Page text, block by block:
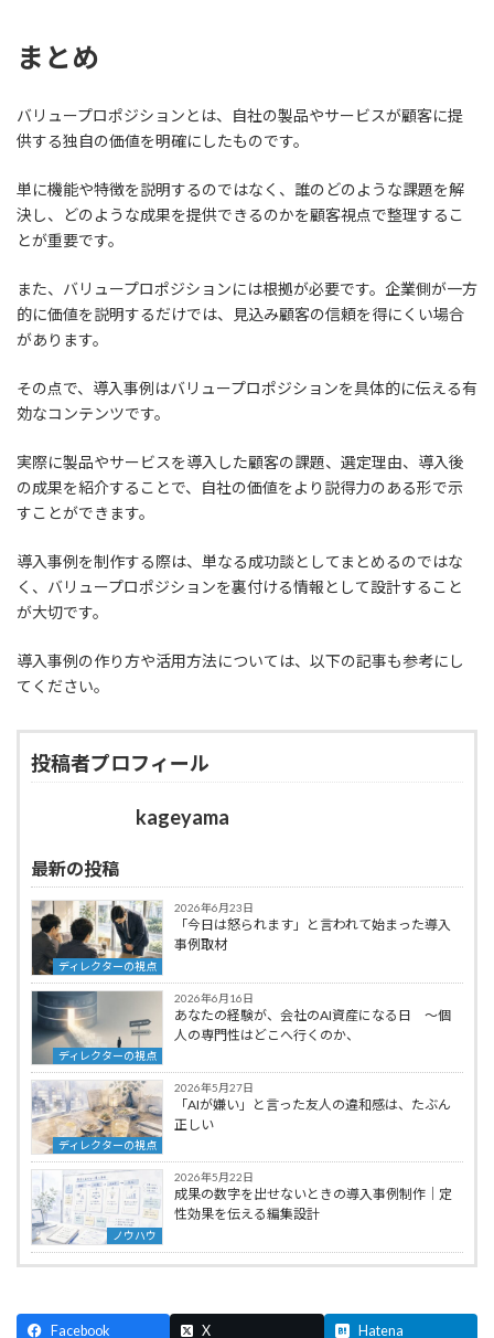
まとめ
バリュープロポジションとは、自社の製品やサービスが顧客に提
供する独自の価値を明確にしたものです。
単に機能や特徴を説明するのではなく、誰のどのような課題を解
決し、どのような成果を提供できるのかを顧客視点で整理するこ
とが重要です。
また、バリュープロポジションには根拠が必要です。企業側が一方
的に価値を説明するだけでは、見込み顧客の信頼を得にくい場合
があります。
その点で、導入事例はバリュープロポジションを具体的に伝える有
効なコンテンツです。
実際に製品やサービスを導入した顧客の課題、選定理由、導入後
の成果を紹介することで、自社の価値をより説得力のある形で示
すことができます。
導入事例を制作する際は、単なる成功談としてまとめるのではな
く、バリュープロポジションを裏付ける情報として設計すること
が大切です。
導入事例の作り方や活用方法については、以下の記事も参考にし
てください。
投稿者プロフィール
kageyama
最新の投稿
ディレクターの視点
2026年6月23日
「今日は怒られます」と言われて始まった導入
事例取材
ディレクターの視点
2026年6月16日
あなたの経験が、会社のAI資産になる日 ～個
人の専門性はどこへ行くのか、
ディレクターの視点
2026年5月27日
「AIが嫌い」と言った友人の違和感は、たぶん
正しい
ノウハウ
2026年5月22日
成果の数字を出せないときの導入事例制作｜定
性効果を伝える編集設計
Facebook X Hatena